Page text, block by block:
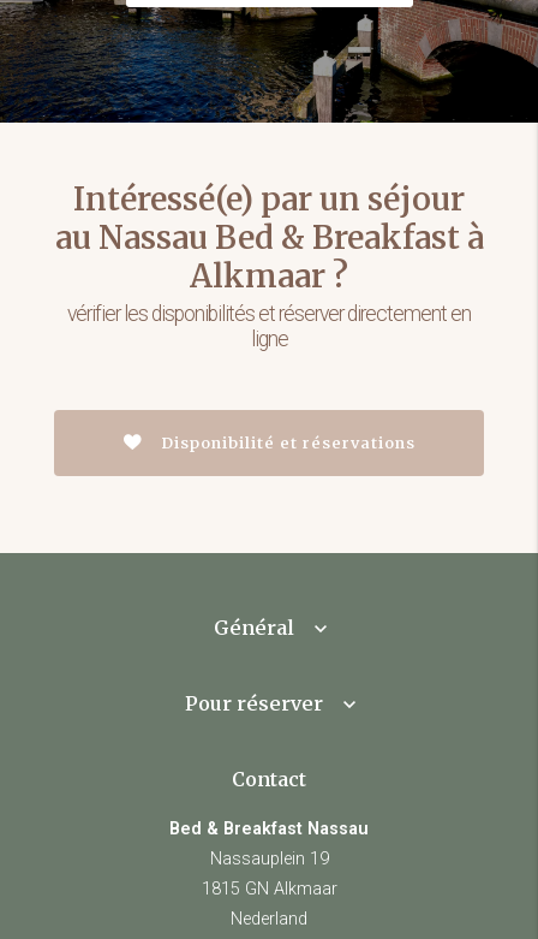
Intéressé(e) par un séjour
au Nassau Bed & Breakfast à
Alkmaar ?
vérifier les disponibilités et réserver directement en
ligne
Disponibilité et réservations
Général
Pour réserver
Contact
Bed & Breakfast Nassau
Nassauplein 19
1815 GN Alkmaar
Nederland